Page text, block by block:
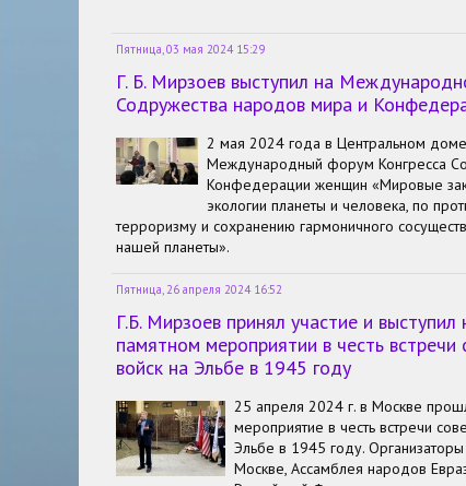
Первым посетителям выставки были вручены
предложено отведать необычные для Мексики
произвели сильное впечатление на почетных
первый день мероприятие посетили около 500
с выставкой кинозале начался просмотр
о Великой Отечественной войне. Праздничные
Пятница, 03 мая 2024 15:29
Г. Б. Мирзоев выступил на
Содружества народов мира и
2 мая 2024 года в Центральном
Международный форум Конгресса
Конфедерации женщин «Мировые
экологии планеты и человека, по
терроризму и сохранению гармоничного
нашей планеты».
Пятница, 26 апреля 2024 16:52
Г.Б. Мирзоев принял участие и
памятном мероприятии в честь встречи
войск на Эльбе в 1945 году
25 апреля 2024 г. в Москве
мероприятие в честь встречи
Эльбе в 1945 году.
Москве, Ассамблея народов